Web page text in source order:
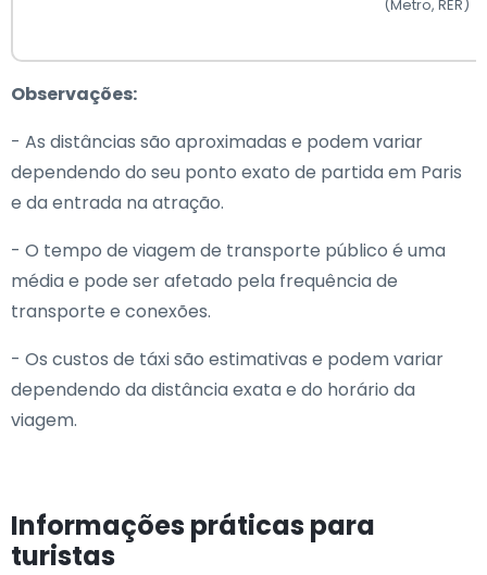
(Metro, RER)
Observações:
- As distâncias são aproximadas e podem variar
dependendo do seu ponto exato de partida em Paris
e da entrada na atração.
- O tempo de viagem de transporte público é uma
média e pode ser afetado pela frequência de
transporte e conexões.
- Os custos de táxi são estimativas e podem variar
dependendo da distância exata e do horário da
viagem.
Informações práticas para
turistas